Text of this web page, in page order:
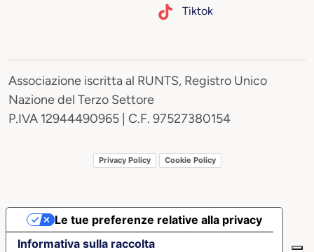
Tiktok
Associazione iscritta al RUNTS, Registro Unico
Nazione del Terzo Settore
P.IVA 12944490965 | C.F. 97527380154
Privacy Policy Cookie Policy
Informativa sulla raccolta
Le tue preferenze relative alla privacy